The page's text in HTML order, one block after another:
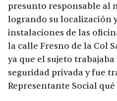
presunto responsable al
logrando su localización
instalaciones de las
la calle Fresno de la Col
ya que el sujeto
seguridad privada y fue
Representante Social